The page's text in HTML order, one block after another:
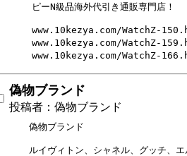
ピーN級品海外代引き通販専門店！
www.10kezya.com/WatchZ-
www.10kezya.com/WatchZ-
www.10kezya.com/WatchZ-
偽物ブランド
投稿者：偽物ブランド
偽物ブランド
ルイヴィトン、シャネル、グッチ、